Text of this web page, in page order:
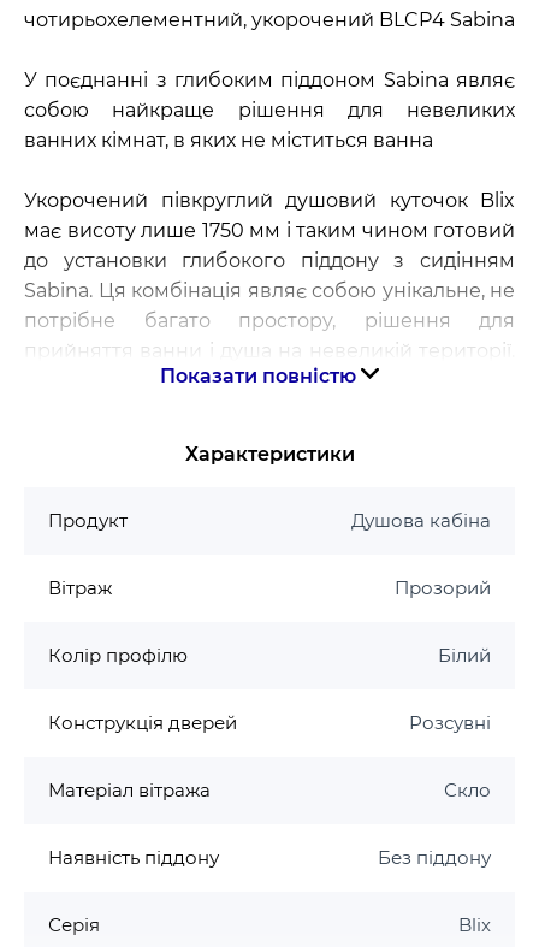
чотирьохелементний, укорочений BLCP4 Sabina
У поєднанні з глибоким піддоном Sabina являє
собою найкраще рішення для невеликих
ванних кімнат, в яких не міститься ванна
Укорочений півкруглий душовий куточок Blix
має висоту лише 1750 мм і таким чином готовий
до установки глибокого піддону з сидінням
Sabina. Ця комбінація являє собою унікальне, не
потрібне багато простору, рішення для
прийняття ванни і душа на невеликій території.
Акриловий піддон глибиною 27 см служить не
замочування білизни, але і в якості зручного
сидіння. Розсувна система душового куточка
дизайн з полірованими профілями і ефектними
Sabina виглядає не тільки розкішно, але і
Розмір: 87,5-89,5х175 см
алюміній
Показати повністю
Характеристики
Продукт Душова кабіна
Вітраж Прозорий
Колір профілю Білий
Конструкція дверей Розсувні
Матеріал вітража Скло
Наявність піддону Без піддону
Серія Blix